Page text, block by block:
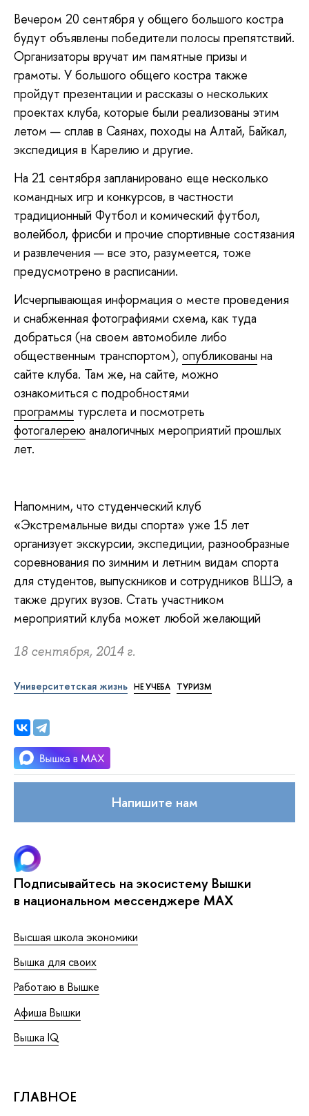
Вечером 20 сентября у общего большого костра
будут объявлены победители полосы препятствий.
Организаторы вручат им памятные призы и
грамоты. У большого общего костра также
пройдут презентации и рассказы о нескольких
проектах клуба, которые были реализованы этим
летом — сплав в Саянах, походы на Алтай, Байкал,
экспедиция в Карелию и другие.
На 21 сентября запланировано еще несколько
командных игр и конкурсов, в частности
традиционный Футбол и комический футбол,
волейбол, фрисби и прочие спортивные состязания
и развлечения — все это, разумеется, тоже
предусмотрено в расписании.
Исчерпывающая информация о месте проведения
и снабженная фотографиями схема, как туда
добраться (на своем автомобиле либо
общественным транспортом), опубликованы на
сайте клуба. Там же, на сайте, можно
ознакомиться с подробностями
программы турслета и посмотреть
фотогалерею аналогичных мероприятий прошлых
лет.
Напомним, что студенческий клуб
«Экстремальные виды спорта» уже 15 лет
организует экскурсии, экспедиции, разнообразные
соревнования по зимним и летним видам спорта
для студентов, выпускников и сотрудников ВШЭ, а
также других вузов. Стать участником
мероприятий клуба может любой желающий
18 сентября, 2014 г.
Университетская жизнь НЕ УЧЕБА ТУРИЗМ
Напишите нам
Подписывайтесь на экосистему Вышки
в национальном мессенджере MAX
Высшая школа экономики
Вышка для своих
Работаю в Вышке
Афиша Вышки
Вышка IQ
ГЛАВНОЕ